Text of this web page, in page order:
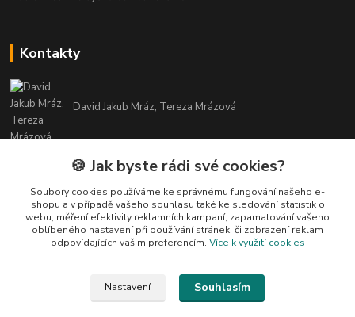
Kontakty
David Jakub Mráz, Tereza Mrázová
info@bylinky-maya.cz
🍪 Jak byste rádi své cookies?
Soubory cookies používáme ke správnému fungování našeho e-
shopu a v případě vašeho souhlasu také ke sledování statistik o
webu, měření efektivity reklamních kampaní, zapamatování vašeho
oblíbeného nastavení při používání stránek, či zobrazení reklam
odpovídajících vašim preferencím. Více k využití cookies
Nastavení Souhlasím